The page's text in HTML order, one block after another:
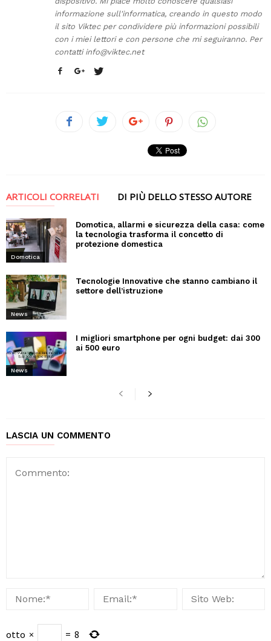
informazione sull'informatica, creando in questo modo
il sito Viktec per condividere più informazioni possibili
con i miei lettori e con persone che mi seguiranno. Per
contatti info@viktec.net
ARTICOLI CORRELATI DI PIÙ DELLO STESSO AUTORE
Domotica
Domotica, allarmi e sicurezza della casa: come
la tecnologia trasforma il concetto di
protezione domestica
News
Tecnologie Innovative che stanno cambiano il
settore dell’istruzione
News
I migliori smartphone per ogni budget: dai 300
ai 500 euro
LASCIA UN COMMENTO
otto × = 8